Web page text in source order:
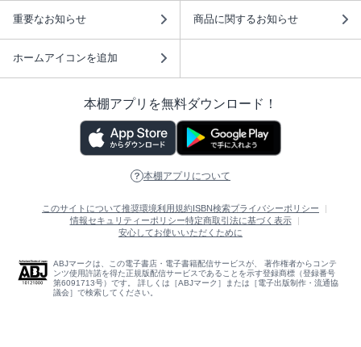
重要なお知らせ 商品に関するお知らせ
ホームアイコンを追加
本棚アプリを無料ダウンロード！
本棚アプリについて
このサイトについて推奨環境利用規約 ISBN検索プライバシーポリシー
情報セキュリティーポリシー特定商取引法に基づく表示
安心してお使いいただくために
ABJマークは、この電子書店・電子書籍配信サービスが、 著作権者からコンテ
ンツ使用許諾を得た正規版配信サービスであることを示す登録商標（登録番号
第6091713号）です。 詳しくは［ABJマーク］または［電子出版制作・流通協
議会］で検索してください。